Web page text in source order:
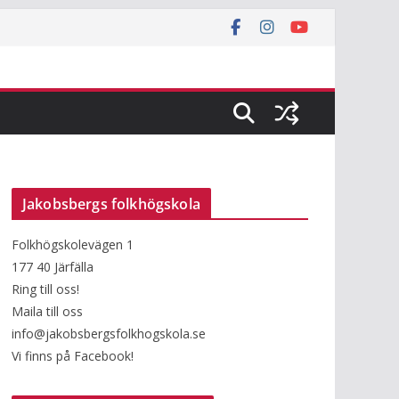
Jakobsbergs folkhögskola
Folkhögskolevägen 1
177 40 Järfälla
Ring till oss!
Maila till oss
info@jakobsbergsfolkhogskola.se
Vi finns på Facebook!